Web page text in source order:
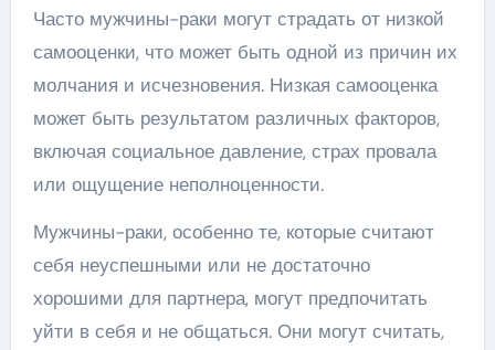
Часто мужчины-раки могут страдать от низкой
самооценки, что может быть одной из причин их
молчания и исчезновения. Низкая самооценка
может быть результатом различных факторов,
включая социальное давление, страх провала
или ощущение неполноценности.
Мужчины-раки, особенно те, которые считают
себя неуспешными или не достаточно
хорошими для партнера, могут предпочитать
уйти в себя и не общаться. Они могут считать,